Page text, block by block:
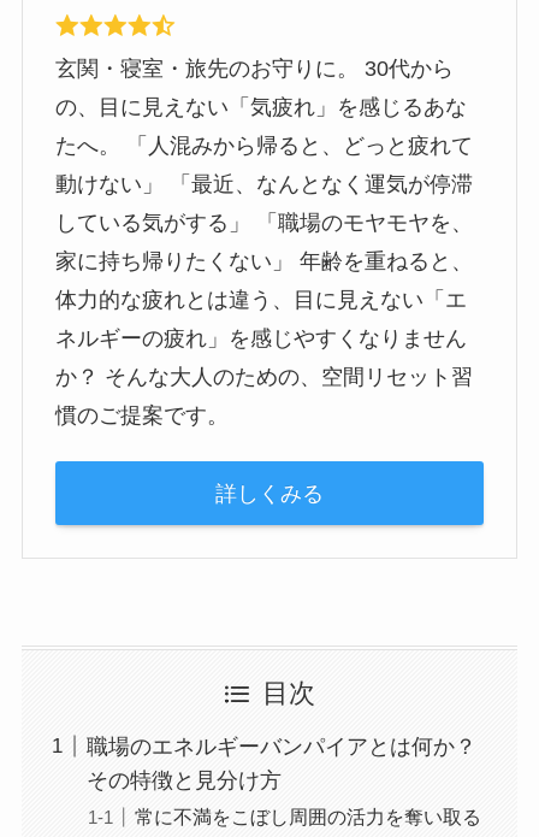
玄関・寝室・旅先のお守りに。 30代から
の、目に見えない「気疲れ」を感じるあな
たへ。 「人混みから帰ると、どっと疲れて
動けない」 「最近、なんとなく運気が停滞
している気がする」 「職場のモヤモヤを、
家に持ち帰りたくない」 年齢を重ねると、
体力的な疲れとは違う、目に見えない「エ
ネルギーの疲れ」を感じやすくなりません
か？ そんな大人のための、空間リセット習
慣のご提案です。
詳しくみる
目次
職場のエネルギーバンパイアとは何か？
その特徴と見分け方
常に不満をこぼし周囲の活力を奪い取る